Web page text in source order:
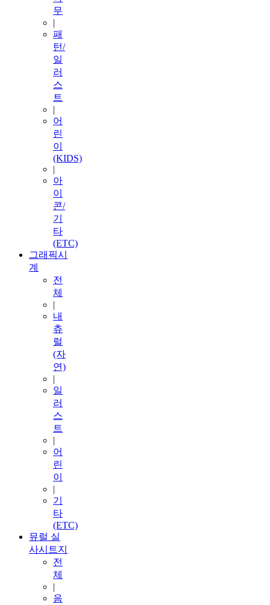
무
|
패
턴/
일
러
스
트
|
어
린
이
(KIDS)
|
아
이
콘/
기
타
(ETC)
그래픽시
계
전
체
|
내
츄
럴
(자
연)
|
일
러
스
트
|
어
린
이
|
기
타
(ETC)
뮤럴 실
사시트지
전
체
|
음